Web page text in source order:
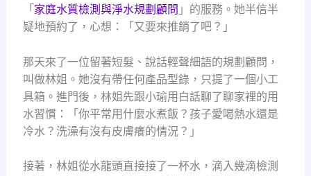
「 家庭水質檢測與淨水規劃顧問 」的服務。她半信半
疑地預約了，心想：「又要來推銷了吧？」
那天來了一位留著短髮、說話輕聲細語的規劃顧問，
叫做林姐。她沒有帶任何產品型錄，只提了一個小工
具箱。進門後，林姐先跟小瑜用白話聊了聊家裡的用
水習慣：「你平常用什麼水煮飯？孩子愛喝熱水還是
冷水？洗澡有沒有皮膚癢的情況？」
接著，林姐從水龍頭直接接了一杯水，滴入幾滴檢測